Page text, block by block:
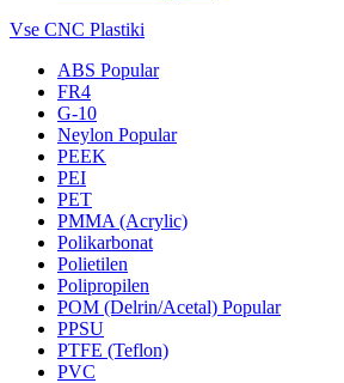
Vse CNC Plastiki
ABS Popular
FR4
G-10
Neylon Popular
PEEK
PEI
PET
PMMA (Acrylic)
Polikarbonat
Polietilen
Polipropilen
POM (Delrin/Acetal) Popular
PPSU
PTFE (Teflon)
PVC